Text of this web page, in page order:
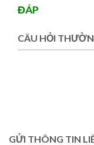
ĐÁP
CÂU HỎI
GỬI THÔNG TIN